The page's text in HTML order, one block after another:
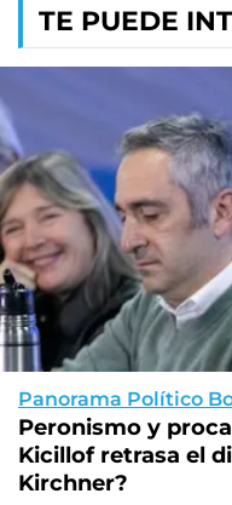
TE PUEDE
Panorama Político
Peronismo y
Kicillof retrasa el
Kirchner?